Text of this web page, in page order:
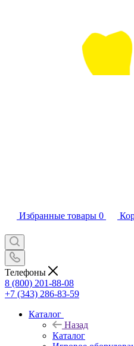
Избранные товары 0
Телефоны
8 (800) 201-88-08
+7 (343) 286-83-59
Каталог
Назад
Каталог